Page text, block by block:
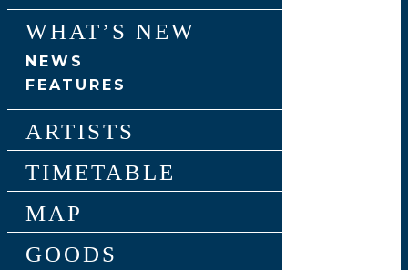
WHAT’S NEW
NEWS
FEATURES
ARTISTS
TIMETABLE
MAP
GOODS